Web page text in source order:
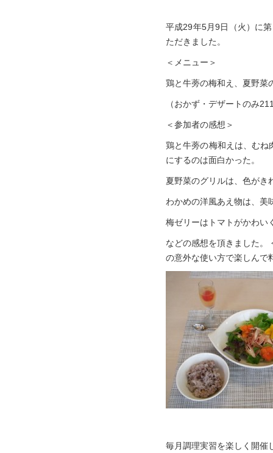
平成29年5月9日（火）に
ただきました。
＜メニュー＞
鶏と牛蒡の梅和え、夏野菜
（おかず・デザートのみ
＜参加者の感想＞
鶏と牛蒡の梅和えは、むね
にするのは面白かった。
夏野菜のグリルは、色がき
わかめの洋風あえ物は、美
梅ゼリーはトマトがかわい
などの感想を頂きました。
の意外な使い方で楽しんで
毎月調理実習を楽しく開催